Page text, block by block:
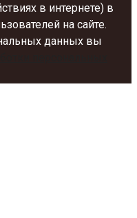
в интернете) в
на сайте.
данных вы